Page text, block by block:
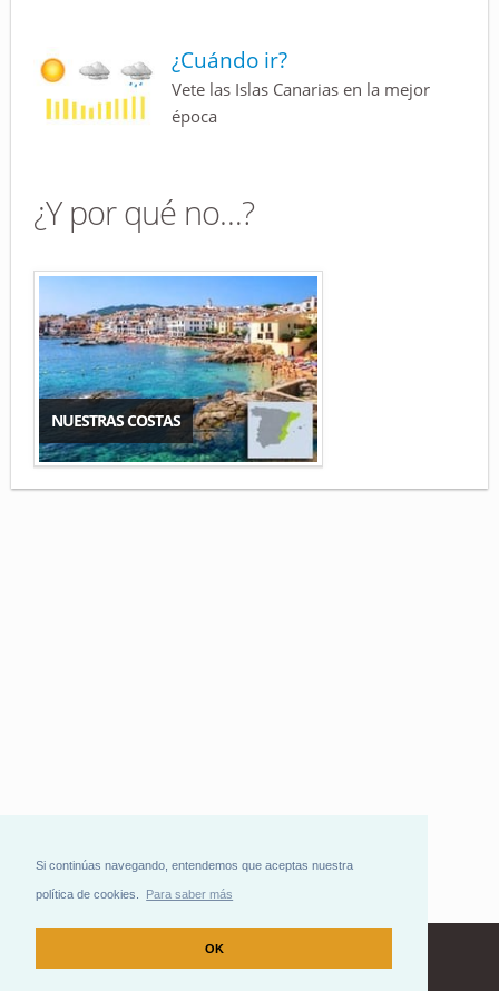
Si continúas navegando, entendemos que aceptas nuestra
política de cookies. Para saber más
OK
¿Cuándo ir?
Vete las Islas Canarias en la mejor
época
¿Y por qué no…?
NUESTRAS COSTAS
Contacto| Idioma